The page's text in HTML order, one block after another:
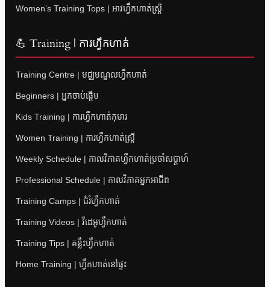
Women’s Training Tops | អាវហ្វឹកហាត់ស្ត្រី
💪 Training | ការហ្វឹកហាត់
Training Centre | មជ្ឈមណ្ឌលហ្វឹកហាត់
Beginners | អ្នកចាប់ផ្តើម
Kids Training | ការហ្វឹកហាត់កុមារ
Women Training | ការហ្វឹកហាត់ស្ត្រី
Weekly Schedule | កាលវិភាគហ្វឹកហាត់ប្រចាំសប្តាហ៍
Professional Schedule | កាលវិភាគអ្នកអាជីព
Training Camps | ជំរំហ្វឹកហាត់
Training Videos | វីដេអូហ្វឹកហាត់
Training Tips | គន្លឹះហ្វឹកហាត់
Home Training | ហ្វឹកហាត់នៅផ្ទះ